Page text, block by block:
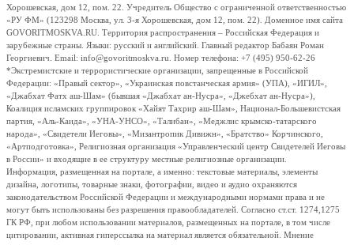
Хорошевская, дом 12, пом. 22. Учредитель Общество с ограниченной ответственностью
«РУ ФМ» (123298 Москва, ул. 3-я Хорошевская, дом 12, пом. 22). Доменное имя сайта
GOVORITMOSKVA.RU. Территория распространения – Российская Федерация и
зарубежные страны. Языки: русский и английский. Главный редактор Бабаян Роман
Георгиевич. Email: info@govoritmoskva.ru. Номер телефона: +7 (495) 950-62-26
*Экстремистские и террористические организации, запрещенные в Российской
Федерации: «Правый сектор», «Украинская повстанческая армия» (УПА), «ИГИЛ»,
«Джабхат Фатх аш-Шам» (бывшая «Джабхат ан-Нусра», «Джебхат ан-Нусра»),
Коалиция исламских группировок «Хайят Тахрир аш-Шам», Национал-Большевистская
партия, «Аль-Каида», «УНА-УНСО», «Талибан», «Меджлис крымско-татарского
народа», «Свидетели Иеговы», «Мизантропик Дивижн», «Братство» Корчинского,
«Артподготовка», Религиозная организация «Управленческий центр Свидетелей Иеговы
в России» и входящие в ее структуру местные религиозные организации.
Информация, размещенная на портале, а именно: текстовые материалы, элементы
дизайна, логотипы, товарные знаки, фотографии, видео и аудио охраняются
законодательством Российской Федерации и международными нормами права и не
могут быть использованы без разрешения правообладателей. Согласно ст.ст. 1274,1275
ГК РФ, при любом использовании материалов, размещенных на портале, в том числе
цитировании, активная гиперссылка на материал является обязательной. Мнение